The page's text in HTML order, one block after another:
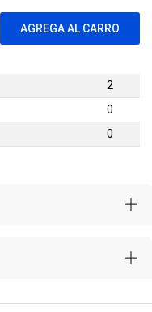
AGREGA AL CARRO
2
0
0